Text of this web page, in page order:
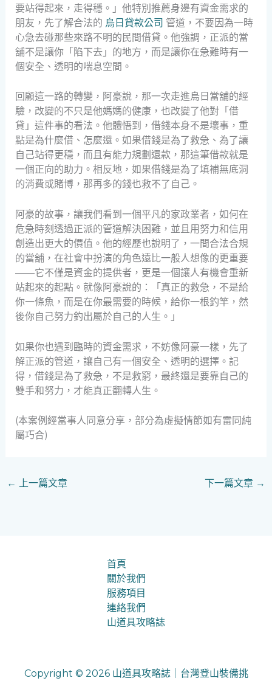
要站得起來，走得穩。」他特別推薦身邊有資金需求的
朋友，先了解合法的 烏日貸款公司 管道，不要因為一時
心急去碰那些來路不明的民間借貸。他強調，正派的當
舖不是讓你「陷下去」的地方，而是讓你在急難時有一
個安全、透明的喘息空間。
回顧這一路的轉變，阿豪說，那一次走進烏日當舖的經
驗，改變的不只是他媽媽的健康，也改變了他對「借
貸」這件事的看法。他體悟到，借錢本身不是壞事，重
點是為什麼借、怎麼還。如果借錢是為了救急、為了讓
自己站得更穩，而且有能力規劃還款，那這筆借款就是
一個正向的助力。相反地，如果借錢是為了填補無底洞
的消費或賭博，那再多的錢也救不了自己。
阿豪的故事，讓我們看到一個平凡的家政業者，如何在
危急時刻透過正派的管道解決困難，並且用努力和信用
創造出更大的價值。他的經歷也說明了，一間合法合規
的當舖，在社會中扮演的角色遠比一般人想像的更重要
——它不僅是資金的提供者，更是一個讓人有機會重新
站起來的起點。就像阿豪說的：「真正的救急，不是給
你一條魚，而是在你最需要的時候，給你一根釣竿，然
後你自己努力釣出屬於自己的人生。」
如果你也遇到臨時的資金需求，不妨像阿豪一樣，先了
解正派的管道，讓自己有一個安全、透明的選擇。記
得，借錢是為了救急，不是救窮，最終還是要靠自己的
雙手和努力，才能真正翻轉人生。
(本案例經當事人同意分享，部分為虛擬情節如有雷同純
屬巧合)
← 上一篇文章 下一篇文章 →
首頁
關於我們
服務項目
連絡我們
山道具攻略誌
Copyright © 2026 山道具攻略誌｜台灣登山裝備挑